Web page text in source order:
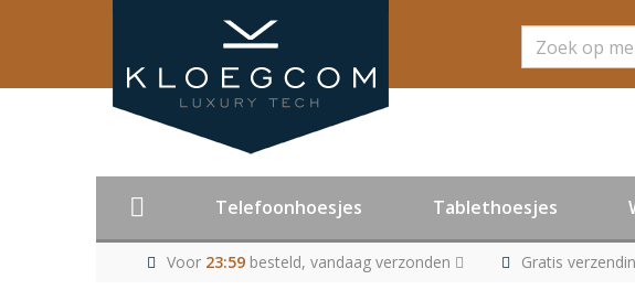
Zoeken
Telefoonhoesjes Tablethoesjes
Voor 23:59besteld, vandaag verzonden Gratis